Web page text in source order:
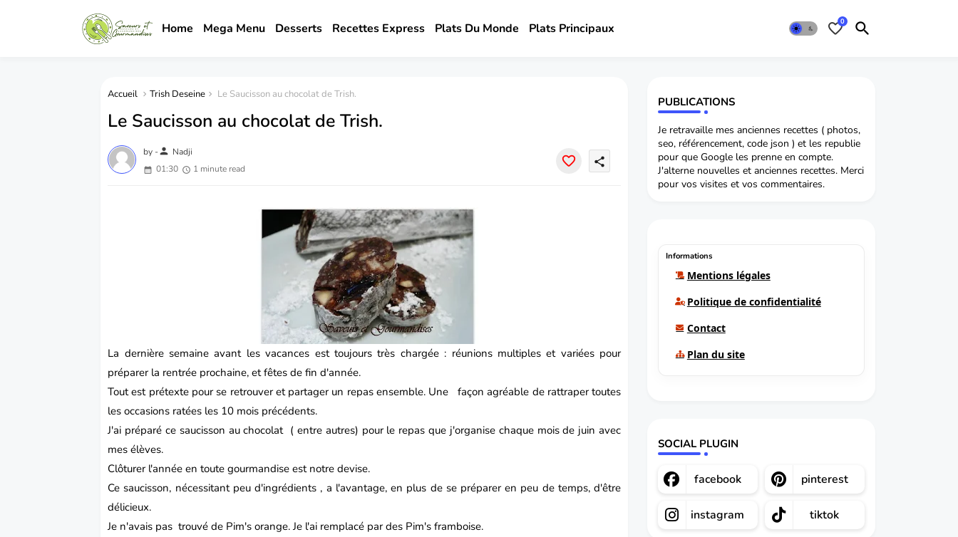
Home Mega Menu Desserts Recettes Express Plats Du Monde Plats Principaux 0
Accueil Trish Deseine Le Saucisson au chocolat de Trish.
Le Saucisson au chocolat de Trish.
by -person Nadji
01:30
1 minute read
share
La dernière semaine avant les vacances est toujours très chargée : réunions multiples et variées pour
préparer la rentrée prochaine, et fêtes de fin d'année.
Tout est prétexte pour se retrouver et partager un repas ensemble. Une façon agréable de rattraper toutes
les occasions ratées les 10 mois précédents.
J'ai préparé ce saucisson au chocolat ( entre autres) pour le repas que j'organise chaque mois de juin avec
mes élèves.
Clôturer l'année en toute gourmandise est notre devise.
Ce saucisson, nécessitant peu d'ingrédients , a l'avantage, en plus de se préparer en peu de temps, d'être
délicieux.
Je n'avais pas trouvé de Pim's orange. Je l'ai remplacé par des Pim's framboise.
PUBLICATIONS
Je retravaille mes anciennes recettes ( photos,
seo, référencement, code json ) et les republie
pour que Google les prenne en compte.
J'alterne nouvelles et anciennes recettes. Merci
pour vos visites et vos commentaires.
Informations
Mentions légales
Politique de confidentialité
Contact
Plan du site
SOCIAL PLUGIN
facebook pinterest
instagram tiktok